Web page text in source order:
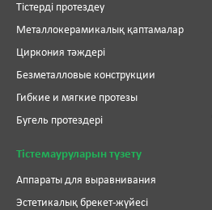
Тістерді протездеу
Металлокерамикалық қаптамалар
Циркония тәждері
Безметалловые конструкции
Гибкие и мягкие протезы
Бугель протездері
Тістемауруларын түзету
Аппараты для выравнивания
Эстетикалық брекет-жүйесі